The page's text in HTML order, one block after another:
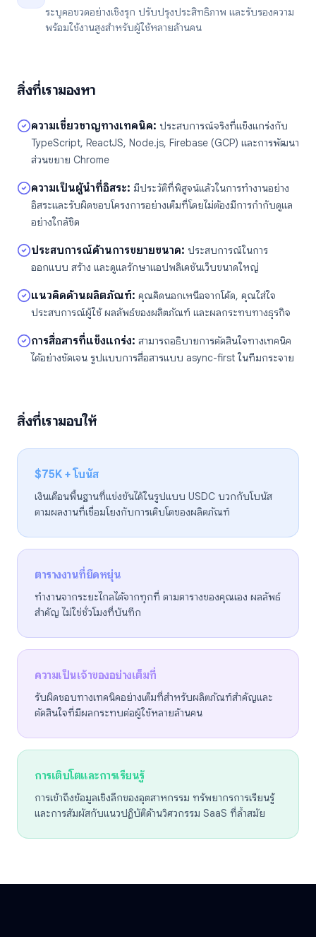
ระบุคอขวดอย่างเชิงรุก ปรับปรุงประสิทธิภาพ และรับรองความ
พร้อมใช้งานสูงสำหรับผู้ใช้หลายล้านคน
สิ่งที่เรามองหา
ความเชี่ยวชาญทางเทคนิค: ประสบการณ์จริงที่แข็งแกร่งกับ
TypeScript, ReactJS, Node.js, Firebase (GCP) และการพัฒนา
ส่วนขยาย Chrome
ความเป็นผู้นำที่อิสระ: มีประวัติที่พิสูจน์แล้วในการทำงานอย่าง
อิสระและรับผิดชอบโครงการอย่างเต็มที่โดยไม่ต้องมีการกำกับดูแล
อย่างใกล้ชิด
ประสบการณ์ด้านการขยายขนาด: ประสบการณ์ในการ
ออกแบบ สร้าง และดูแลรักษาแอปพลิเคชันเว็บขนาดใหญ่
แนวคิดด้านผลิตภัณฑ์: คุณคิดนอกเหนือจากโค้ด, คุณใส่ใจ
ประสบการณ์ผู้ใช้ ผลลัพธ์ของผลิตภัณฑ์ และผลกระทบทางธุรกิจ
การสื่อสารที่แข็งแกร่ง: สามารถอธิบายการตัดสินใจทางเทคนิค
ได้อย่างชัดเจน รูปแบบการสื่อสารแบบ async-first ในทีมกระจาย
สิ่งที่เรามอบให้
$75K + โบนัส
เงินเดือนพื้นฐานที่แข่งขันได้ในรูปแบบ USDC บวกกับโบนัส
ตามผลงานที่เชื่อมโยงกับการเติบโตของผลิตภัณฑ์
ตารางงานที่ยืดหยุ่น
ทำงานจากระยะไกลได้จากทุกที่ ตามตารางของคุณเอง ผลลัพธ์
สำคัญ ไม่ใช่ชั่วโมงที่บันทึก
ความเป็นเจ้าของอย่างเต็มที่
รับผิดชอบทางเทคนิคอย่างเต็มที่สำหรับผลิตภัณฑ์สำคัญและ
ตัดสินใจที่มีผลกระทบต่อผู้ใช้หลายล้านคน
การเติบโตและการเรียนรู้
การเข้าถึงข้อมูลเชิงลึกของอุตสาหกรรม ทรัพยากรการเรียนรู้
และการสัมผัสกับแนวปฏิบัติด้านวิศวกรรม SaaS ที่ล้ำสมัย